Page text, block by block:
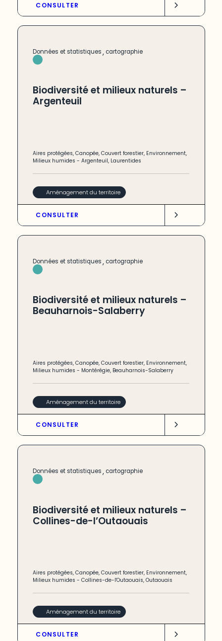
CONSULTER
Données et statistiques, cartographie
Biodiversité et milieux naturels –
Argenteuil
Aires protégées,Canopée,Couvert forestier, Environnement,
Milieux humides -Argenteuil, Laurentides
Aménagement du territoire
CONSULTER
Données et statistiques, cartographie
Biodiversité et milieux naturels –
Beauharnois-Salaberry
Aires protégées,Canopée,Couvert forestier, Environnement,
Milieux humides - Montérégie, Beauharnois-Salaberry
Aménagement du territoire
CONSULTER
Données et statistiques, cartographie
Biodiversité et milieux naturels –
Collines-de-l’Outaouais
Aires protégées,Canopée,Couvert forestier, Environnement,
Milieux humides -Collines-de-l'Outaouais,Outaouais
Aménagement du territoire
CONSULTER